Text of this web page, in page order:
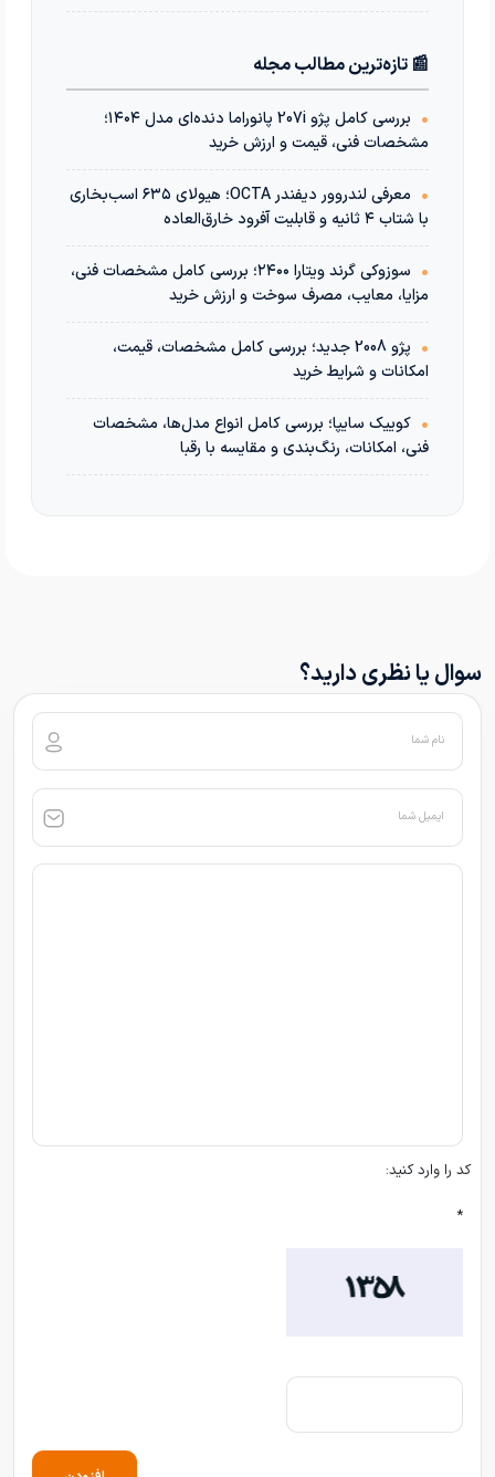
📰 تازه‌ترین مطالب مجله
•
بررسی کامل پژو 207i پانوراما دنده‌ای مدل ۱۴۰۴؛
مشخصات فنی، قیمت و ارزش خرید
•
معرفی لندروور دیفندر OCTA؛ هیولای ۶۳۵ اسب‌بخاری
با شتاب ۴ ثانیه و قابلیت آفرود خارق‌العاده
•
سوزوکی گرند ویتارا ۲۴۰۰؛ بررسی کامل مشخصات فنی،
مزایا، معایب، مصرف سوخت و ارزش خرید
•
پژو 2008 جدید؛ بررسی کامل مشخصات، قیمت،
امکانات و شرایط خرید
• کوییک سایپا؛ بررسی کامل انواع مدل‌ها، مشخصات
فنی، امکانات، رنگ‌بندی و مقایسه با رقبا
سوال یا نظری دارید؟
نام شما
ایمیل شما
کد را وارد کنید:
*